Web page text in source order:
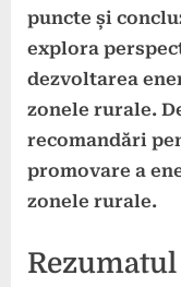
puncte și
explora
dezvoltarea
zonele rurale.
recomandări
promovare a
zonele rurale.